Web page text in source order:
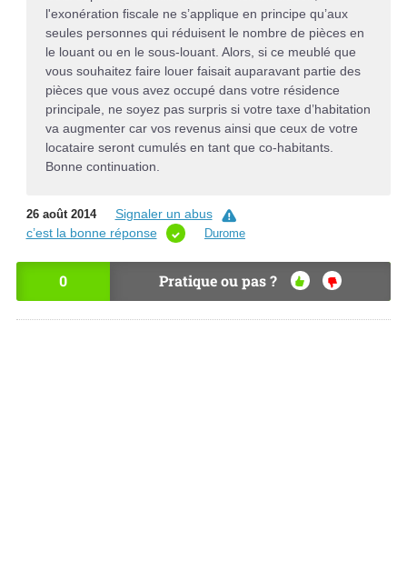
l'exonération fiscale ne s’applique en principe qu’aux
seules personnes qui réduisent le nombre de pièces en
le louant ou en le sous-louant. Alors, si ce meublé que
vous souhaitez faire louer faisait auparavant partie des
pièces que vous avez occupé dans votre résidence
principale, ne soyez pas surpris si votre taxe d’habitation
va augmenter car vos revenus ainsi que ceux de votre
locataire seront cumulés en tant que co-habitants.
Bonne continuation.
26 août 2014
Signaler un abus
c’est la bonne réponse
Durome
0 Pratique ou pas ?
OU
I
NO